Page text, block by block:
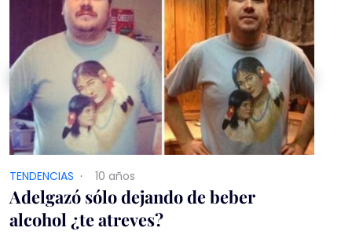
TENDENCIAS · 10 años
Adelgazó sólo dejando de beber
alcohol ¿te atreves?